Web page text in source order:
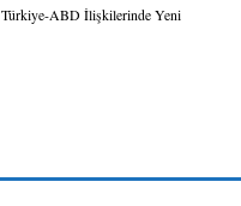
Türkiye-ABD İlişkilerinde Yeni